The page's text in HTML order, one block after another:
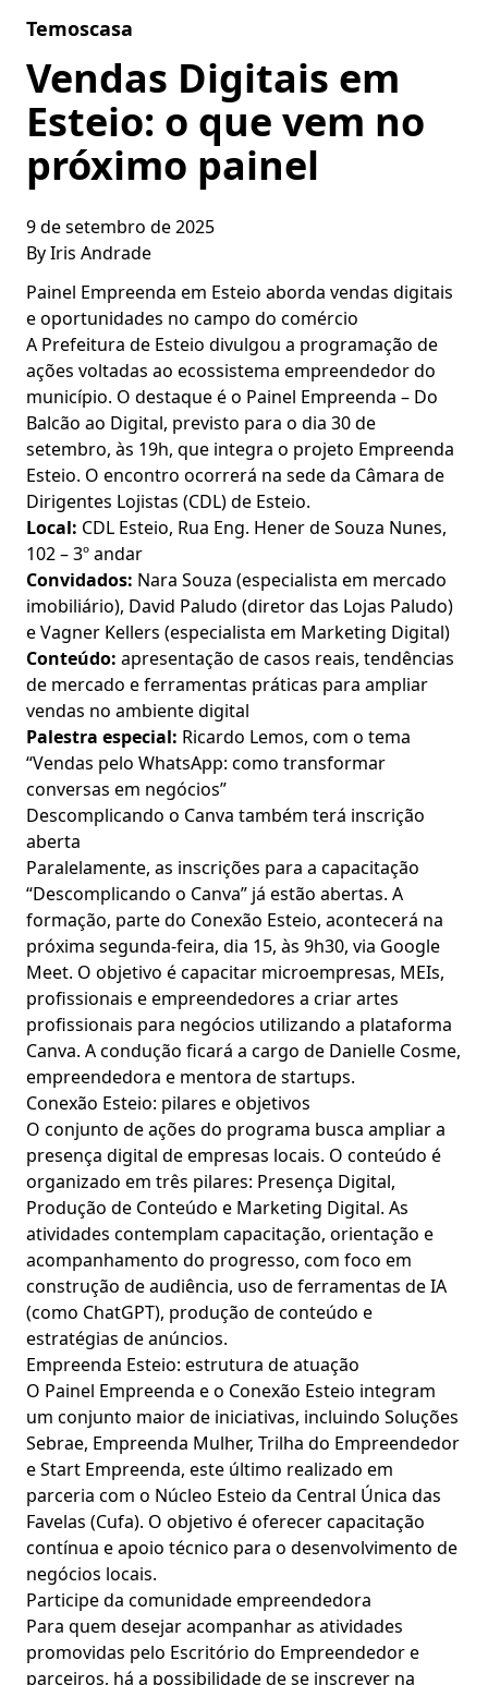
Temoscasa
Vendas Digitais em
Esteio: o que vem no
próximo painel
9 de setembro de 2025
ByIris Andrade
Painel Empreenda em Esteio aborda vendas digitais
e oportunidades no campo do comércio
A Prefeitura de Esteio divulgou a programação de
ações voltadas ao ecossistema empreendedor do
município. O destaque é o Painel Empreenda – Do
Balcão ao Digital, previsto para o dia 30 de
setembro, às 19h, que integra o projeto Empreenda
Esteio. O encontro ocorrerá na sede da Câmara de
Dirigentes Lojistas (CDL) de Esteio.
Local: CDL Esteio, Rua Eng. Hener de Souza Nunes,
102 – 3º andar
Convidados: Nara Souza (especialista em mercado
imobiliário), David Paludo (diretor das Lojas Paludo)
e Vagner Kellers (especialista em Marketing Digital)
Conteúdo: apresentação de casos reais, tendências
de mercado e ferramentas práticas para ampliar
vendas no ambiente digital
Palestra especial: Ricardo Lemos, com o tema
“Vendas pelo WhatsApp: como transformar
conversas em negócios”
Descomplicando o Canva também terá inscrição
aberta
Paralelamente, as inscrições para a capacitação
“Descomplicando o Canva” já estão abertas. A
formação, parte do Conexão Esteio, acontecerá na
próxima segunda-feira, dia 15, às 9h30, via Google
Meet. O objetivo é capacitar microempresas, MEIs,
profissionais e empreendedores a criar artes
profissionais para negócios utilizando a plataforma
Canva. A condução ficará a cargo de Danielle Cosme,
empreendedora e mentora de startups.
Conexão Esteio: pilares e objetivos
O conjunto de ações do programa busca ampliar a
presença digital de empresas locais. O conteúdo é
organizado em três pilares: Presença Digital,
Produção de Conteúdo e Marketing Digital. As
atividades contemplam capacitação, orientação e
acompanhamento do progresso, com foco em
construção de audiência, uso de ferramentas de IA
(como ChatGPT), produção de conteúdo e
estratégias de anúncios.
Empreenda Esteio: estrutura de atuação
O Painel Empreenda e o Conexão Esteio integram
um conjunto maior de iniciativas, incluindo Soluções
Sebrae, Empreenda Mulher, Trilha do Empreendedor
e Start Empreenda, este último realizado em
parceria com o Núcleo Esteio da Central Única das
Favelas (Cufa). O objetivo é oferecer capacitação
contínua e apoio técnico para o desenvolvimento de
negócios locais.
Participe da comunidade empreendedora
Para quem desejar acompanhar as atividades
promovidas pelo Escritório do Empreendedor e
parceiros, há a possibilidade de se inscrever na